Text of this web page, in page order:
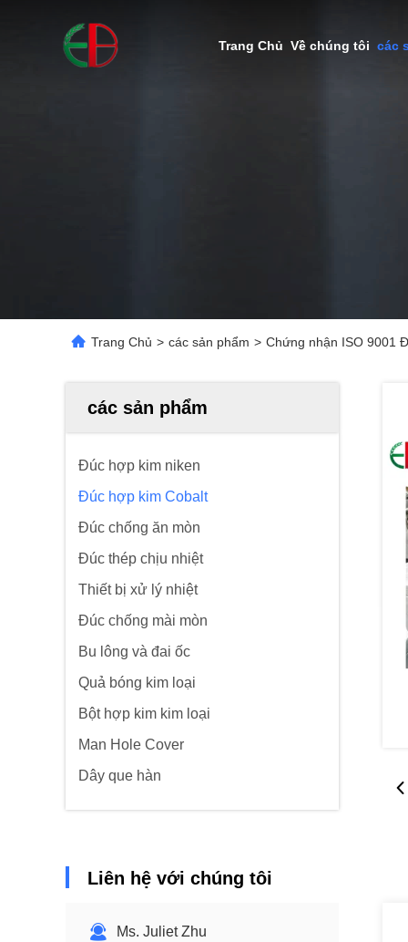
Trang Chủ Về chúng tôi các
Trang Chủ > các sản phẩm > Chứng nhận ISO 9001
các sản phẩm
Đúc hợp kim niken
Đúc hợp kim Cobalt
Đúc chống ăn mòn
Đúc thép chịu nhiệt
Thiết bị xử lý nhiệt
Đúc chống mài mòn
Bu lông và đai ốc
Quả bóng kim loại
Bột hợp kim kim loại
Man Hole Cover
Dây que hàn
Liên hệ với chúng tôi
Ms. Juliet Zhu